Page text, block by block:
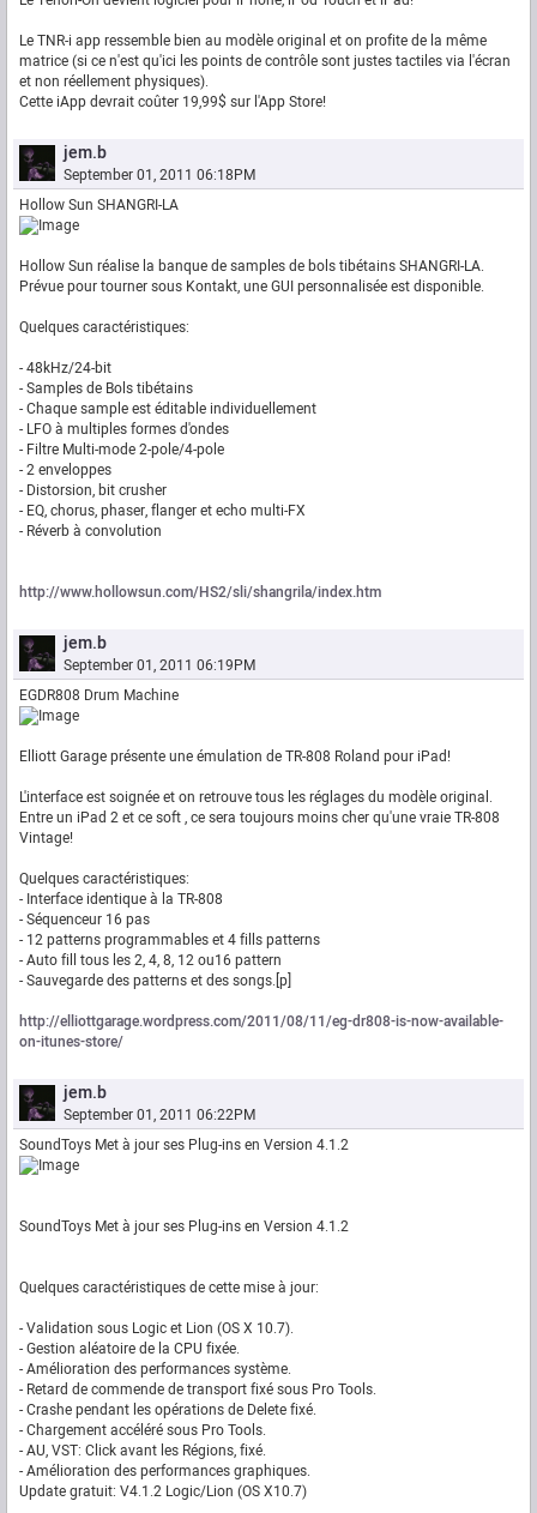
Le TNR-i app ressemble bien au modèle original et on profite de la même
matrice (si ce n'est qu'ici les points de contrôle sont justes tactiles via l'écran
et non réellement physiques).
Cette iApp devrait coûter 19,99$ sur l'App Store!
jem.b
September 01, 2011 06:18PM
Hollow Sun SHANGRI-LA
Hollow Sun réalise la banque de samples de bols tibétains SHANGRI-LA.
Prévue pour tourner sous Kontakt, une GUI personnalisée est disponible.
Quelques caractéristiques:
- 48kHz/24-bit
- Samples de Bols tibétains
- Chaque sample est éditable individuellement
- LFO à multiples formes d'ondes
- Filtre Multi-mode 2-pole/4-pole
- 2 enveloppes
- Distorsion, bit crusher
- EQ, chorus, phaser, flanger et echo multi-FX
- Réverb à convolution
http://www.hollowsun.com/HS2/sli/shangrila/index.htm
jem.b
September 01, 2011 06:19PM
EGDR808 Drum Machine
Elliott Garage présente une émulation de TR-808 Roland pour iPad!
L'interface est soignée et on retrouve tous les réglages du modèle original.
Entre un iPad 2 et ce soft , ce sera toujours moins cher qu'une vraie TR-808
Vintage!
Quelques caractéristiques:
- Interface identique à la TR-808
- Séquenceur 16 pas
- 12 patterns programmables et 4 fills patterns
- Auto fill tous les 2, 4, 8, 12 ou16 pattern
- Sauvegarde des patterns et des songs.[p]
http://elliottgarage.wordpress.com/2011/08/11/eg-dr808-is-now-available-
on-itunes-store/
jem.b
September 01, 2011 06:22PM
SoundToys Met à jour ses Plug-ins en Version 4.1.2
SoundToys Met à jour ses Plug-ins en Version 4.1.2
Quelques caractéristiques de cette mise à jour:
- Validation sous Logic et Lion (OS X 10.7).
- Gestion aléatoire de la CPU fixée.
- Amélioration des performances système.
- Retard de commende de transport fixé sous Pro Tools.
- Crashe pendant les opérations de Delete fixé.
- Chargement accéléré sous Pro Tools.
- AU, VST: Click avant les Régions, fixé.
- Amélioration des performances graphiques.
Update gratuit: V4.1.2 Logic/Lion (OS X10.7)